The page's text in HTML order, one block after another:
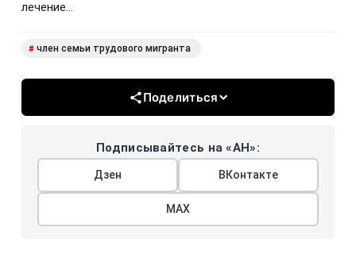
лечение…
# член семьи трудового мигранта
Поделиться
Подписывайтесь на «АН»:
Дзен ВКонтакте
МАХ